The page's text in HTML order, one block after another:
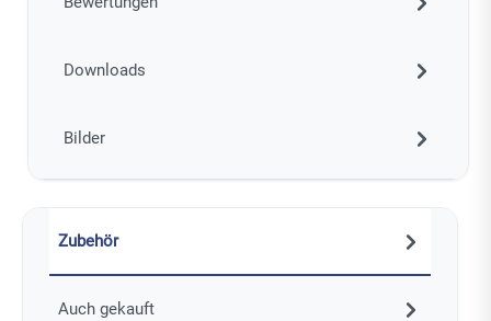
Downloads
Bilder
Zubehör
Auch gekauft